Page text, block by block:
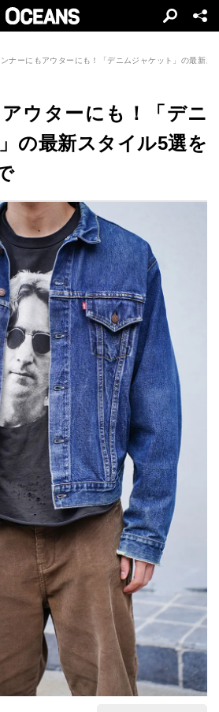
ンナーにもアウターにも！「デニムジャケット」の最新ス
ウターにも！「デニ
の最新スタイル5選を